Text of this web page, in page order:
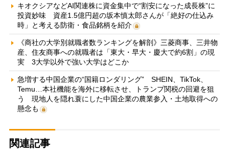
キオクシアなどAI関連株に資金集中で“割安になった成長株”に
投資妙味 資産1.5億円超の坂本慎太郎さんが「絶好の仕込み
時」と考える防衛・食品銘柄を紹介
《商社の大学別就職者数ランキングを解剖》三菱商事、三井物
産、住友商事への就職者は「東大・早大・慶大で約6割」の現
実 3大学以外で強い大学はどこか
急増する中国企業の“国籍ロンダリング” SHEIN、TikTok、
Temu…本社機能を海外に移転させ、トランプ関税の回避を狙
う 現地人を隠れ蓑にした中国企業の農業参入・土地取得への
懸念も
関連記事